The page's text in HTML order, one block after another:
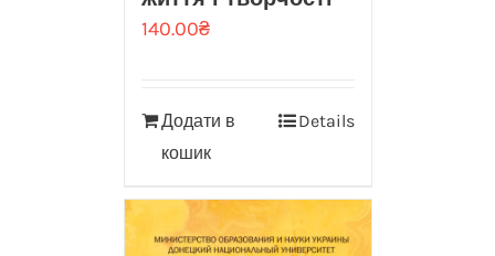
140.00₴
Додати в
кошик
Details